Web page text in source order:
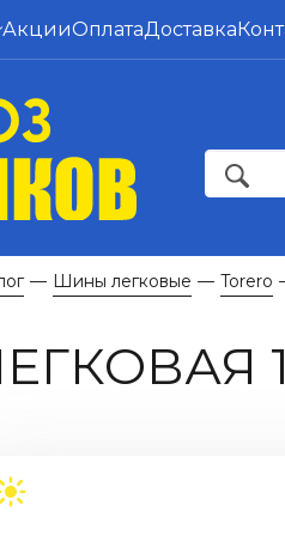
АкцииОплатаДоставка
— Шины легковые — Torero